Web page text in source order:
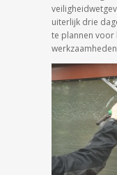
uiterlijk drie
te plannen voor